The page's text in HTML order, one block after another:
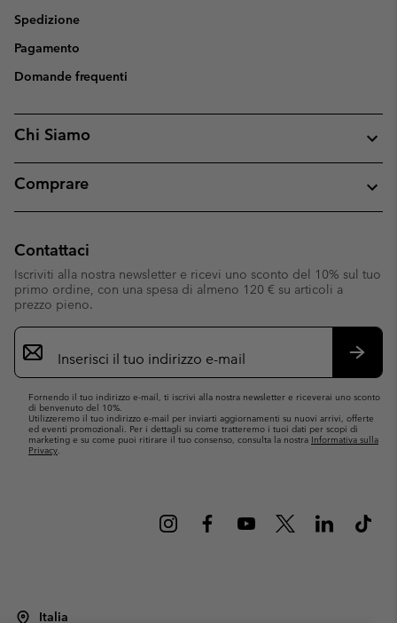
Spedizione
Pagamento
Domande frequenti
Chi Siamo
Comprare
Contattaci
Iscriviti alla nostra newsletter e ricevi uno sconto del 10% sul tuo
primo ordine, con una spesa di almeno 120 € su articoli a
prezzo pieno.
Iscrizione
e-
mail
Fornendo il tuo indirizzo e-mail, ti iscrivi alla nostra newsletter e riceverai uno sconto
di benvenuto del 10%.
Utilizzeremo il tuo indirizzo e-mail per inviarti aggiornamenti su nuovi arrivi, offerte
ed eventi promozionali. Per i dettagli su come tratteremo i tuoi dati per scopi di
marketing e su come puoi ritirare il tuo consenso, consulta la nostra Informativa sulla
Privacy
Italia